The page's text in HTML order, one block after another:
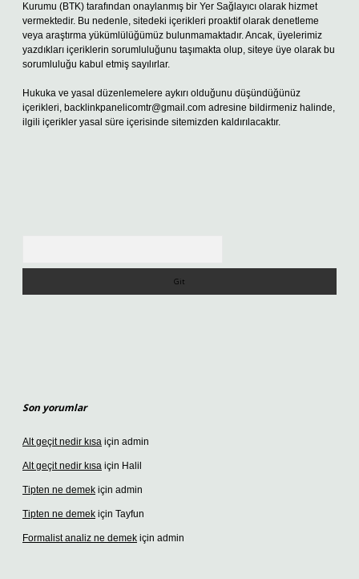
Kurumu (BTK) tarafından onaylanmış bir Yer Sağlayıcı olarak hizmet
vermektedir. Bu nedenle, sitedeki içerikleri proaktif olarak denetleme
veya araştırma yükümlülüğümüz bulunmamaktadır. Ancak, üyelerimiz
yazdıkları içeriklerin sorumluluğunu taşımakta olup, siteye üye olarak bu
sorumluluğu kabul etmiş sayılırlar.
Hukuka ve yasal düzenlemelere aykırı olduğunu düşündüğünüz
içerikleri, backlinkpanelicomtr@gmail.com adresine bildirmeniz halinde,
ilgili içerikler yasal süre içerisinde sitemizden kaldırılacaktır.
Son yorumlar
Alt geçit nedir kısa için admin
Alt geçit nedir kısa için Halil
Tipten ne demek için admin
Tipten ne demek için Tayfun
Formalist analiz ne demek için admin